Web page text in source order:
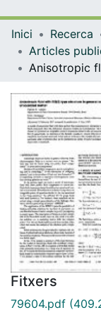
Inici Recerca
Fitxers
79604.pdf